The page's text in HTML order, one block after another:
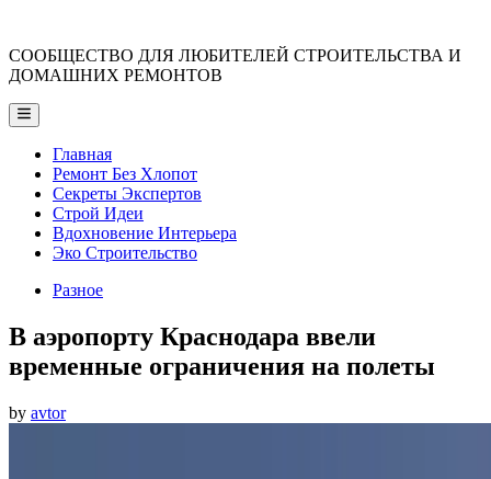
content
СООБЩЕСТВО ДЛЯ ЛЮБИТЕЛЕЙ СТРОИТЕЛЬСТВА И
ДОМАШНИХ РЕМОНТОВ
Main
Menu
Главная
Ремонт Без Хлопот
Секреты Экспертов
Строй Идеи
Вдохновение Интерьера
Эко Строительство
PostedРазное
В аэропорту Краснодара ввели
временные ограничения на полеты
by avtor